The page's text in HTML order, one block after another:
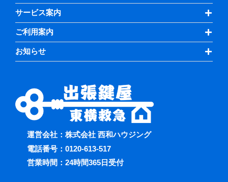
サービス案内
ご利用案内
お知らせ
運営会社：株式会社 西和ハウジング
電話番号： 0120-613-517
営業時間：24時間365日受付